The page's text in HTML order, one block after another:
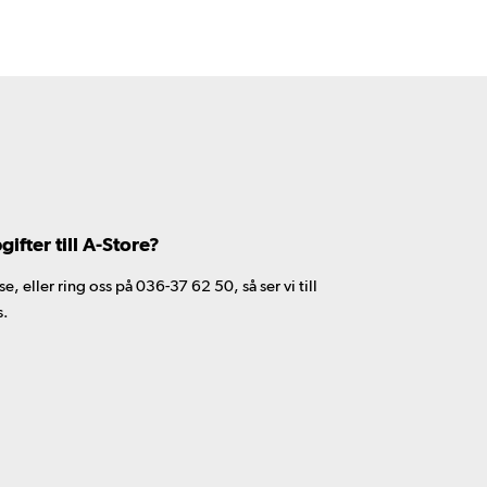
till A-Store?
eller ring oss på 036-37 62 50, så ser vi till